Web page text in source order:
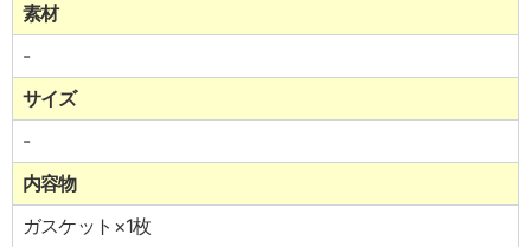
素材
-
サイズ
-
内容物
ガスケット×1枚